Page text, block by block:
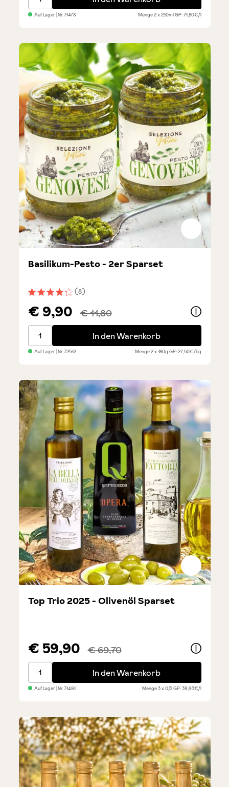
Auf Lager| Nr.71478 Menge2 x 250mlGP: 71,80€/l
Durchschnittliche Bewertung von 4.3 von 5 Sternen
(8)
Basilikum-Pesto - 2er Sparset
€ 9,90 € 11,80
Basilikum-Pesto - 2er Sparset
In den Warenkorb
Auf Lager| Nr.72512 Menge2 x 180gGP: 27,50€/kg
Top Trio 2025 - Olivenöl Sparset
€ 59,90 € 69,70
Top Trio 2025 - Olivenöl Sparset
In den Warenkorb
Auf Lager| Nr.71481 Menge3 x 0,5lGP: 39,93€/l